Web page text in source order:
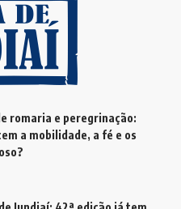
romaria e peregrinação:
a mobilidade, a fé e os